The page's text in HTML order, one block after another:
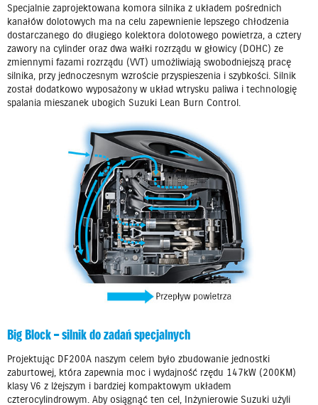
Specjalnie zaprojektowana komora silnika z układem pośrednich
kanałów dolotowych ma na celu zapewnienie lepszego chłodzenia
dostarczanego do długiego kolektora dolotowego powietrza, a cztery
zawory na cylinder oraz dwa wałki rozrządu w głowicy (DOHC) ze
zmiennymi fazami rozrządu (VVT) umożliwiają swobodniejszą pracę
silnika, przy jednoczesnym wzroście przyspieszenia i szybkości. Silnik
został dodatkowo wyposażony w układ wtrysku paliwa i technologię
spalania mieszanek ubogich Suzuki Lean Burn Control.
Big Block – silnik do zadań specjalnych
Projektując DF200A naszym celem było zbudowanie jednostki
zaburtowej, która zapewnia moc i wydajność rzędu 147kW (200KM)
klasy V6 z lżejszym i bardziej kompaktowym układem
czterocylindrowym. Aby osiągnąć ten cel, Inżynierowie Suzuki użyli